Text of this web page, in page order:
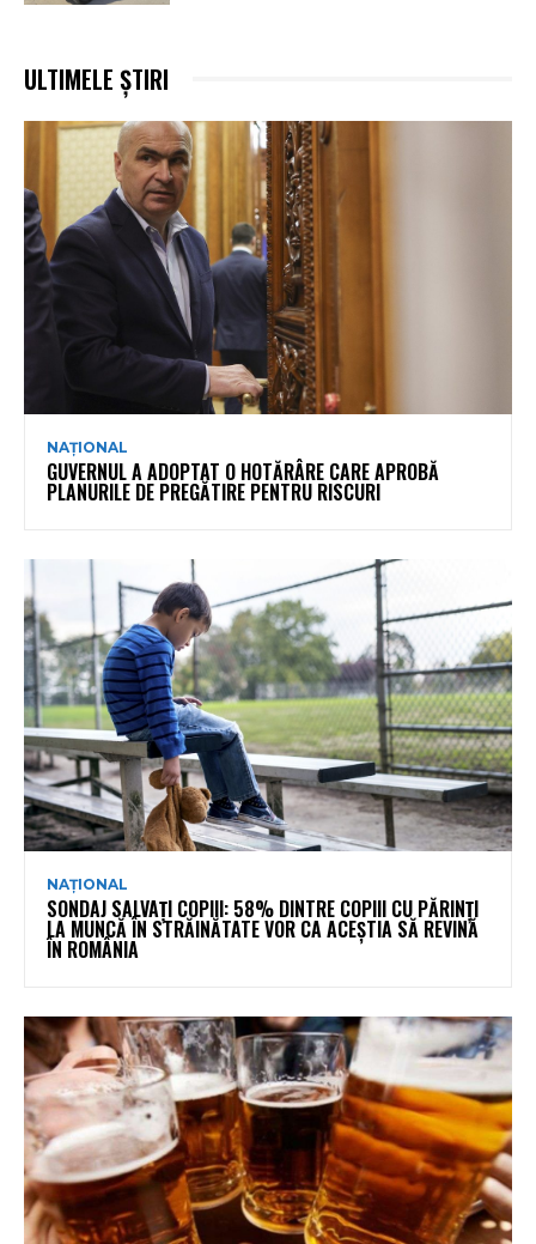
ULTIMELE ȘTIRI
NAȚIONAL
GUVERNUL A ADOPTAT O HOTĂRÂRE CARE APROBĂ
PLANURILE DE PREGĂTIRE PENTRU RISCURI
NAȚIONAL
SONDAJ SALVAȚI COPIII: 58% DINTRE COPIII CU PĂRINȚI
LA MUNCĂ ÎN STRĂINĂTATE VOR CA ACEȘTIA SĂ REVINĂ
ÎN ROMÂNIA